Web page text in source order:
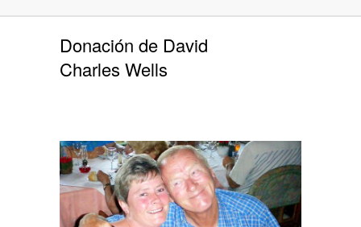
Donación de David
Charles Wells